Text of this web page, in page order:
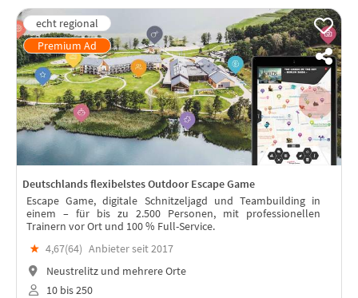
Deutschlands flexibelstes Outdoor Escape Game
Escape Game, digitale Schnitzeljagd und Teambuilding in
einem – für bis zu 2.500 Personen, mit professionellen
Trainern vor Ort und 100 % Full-Service.
★ 4,67(64) Anbieter seit 2017
Neustrelitz und mehrere Orte
10 bis 250